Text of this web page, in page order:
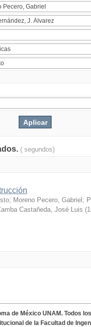
( segundos)
; Moreno Pecero, Gabriel ;
Castañeda, José Luis (
de México UNAM. Todos
de la Facultad de